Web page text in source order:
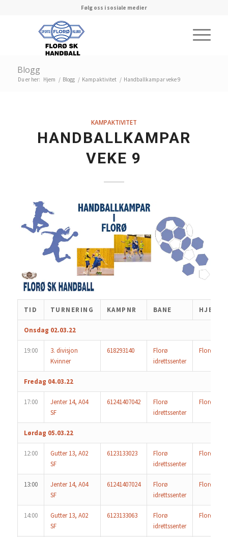
Følg oss i sosiale medier
Blogg
Du er her: Hjem / Blogg / Kampaktivitet / Handballkampar veke 9
KAMPAKTIVITET
HANDBALLKAMPAR
VEKE 9
TID TURNERING KAMPNR BANE
Onsdag 02.03.22
19:00
3. divisjon
Kvinner
618293140
Florø
idrettssenter
Florø
Fredag 04.03.22
17:00
Jenter 14, A04
SF
61241407042
Florø
idrettssenter
Florø 2
Lørdag 05.03.22
12:00
Gutter 13, A02
SF
6123133023
Florø
idrettssenter
Florø
13:00
Jenter 14, A04
SF
61241407024
Florø
idrettssenter
Florø
14:00
Gutter 13, A02
SF
6123133063
Florø
idrettssenter
Florø 2